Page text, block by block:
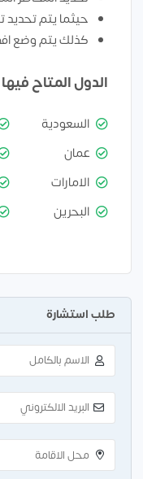
حيثما يتم تحديد
كذلك يتم وضع
الدول المتاح
السعودية
عمان
الامارات
البحرين
طلب استشارة